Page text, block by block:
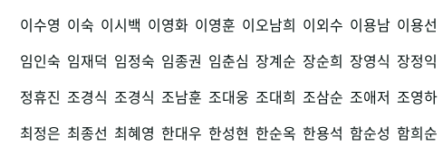
이수영 이숙 이시백 이영화 이영훈 이오남희 이외수 이용남 이용선
임인숙 임재덕 임정숙 임종권 임춘심 장계순 장순희 장영식 장정익
정휴진 조경식 조경식 조남훈 조대웅 조대희 조삼순 조애저 조영하
최정은 최종선 최혜영 한대우 한성현 한순옥 한용석 함순성 함희순